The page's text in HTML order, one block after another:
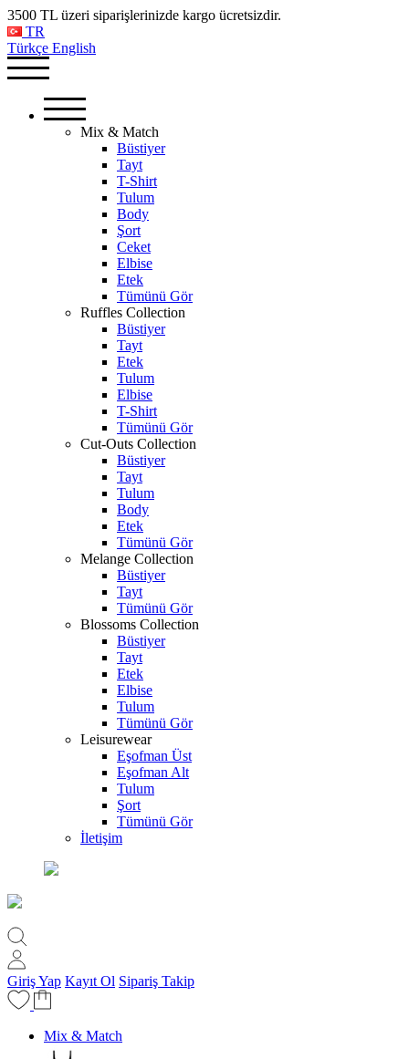
3500 TL üzeri siparişlerinizde kargo ücretsizdir.
TR
Türkçe English
Mix & Match
Büstiyer
Tayt
T-Shirt
Tulum
Body
Şort
Ceket
Elbise
Etek
Tümünü Gör
Ruffles Collection
Büstiyer
Tayt
Etek
Tulum
Elbise
T-Shirt
Tümünü Gör
Cut-Outs Collection
Büstiyer
Tayt
Tulum
Body
Etek
Tümünü Gör
Melange Collection
Büstiyer
Tayt
Tümünü Gör
Blossoms Collection
Büstiyer
Tayt
Etek
Elbise
Tulum
Tümünü Gör
Leisurewear
Eşofman Üst
Eşofman Alt
Tulum
Şort
Tümünü Gör
İletişim
Giriş Yap Kayıt Ol Sipariş Takip
Mix & Match